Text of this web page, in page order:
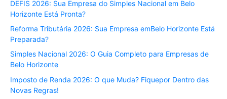
DEFIS 2026: Sua Empresa do Simples Nacional em Belo
Horizonte Está Pronta?
Reforma Tributária 2026: Sua Empresa emBelo Horizonte Está
Preparada?
Simples Nacional 2026: O Guia Completo para Empresas de
Belo Horizonte
Imposto de Renda 2026: O que Muda? Fiquepor Dentro das
Novas Regras!